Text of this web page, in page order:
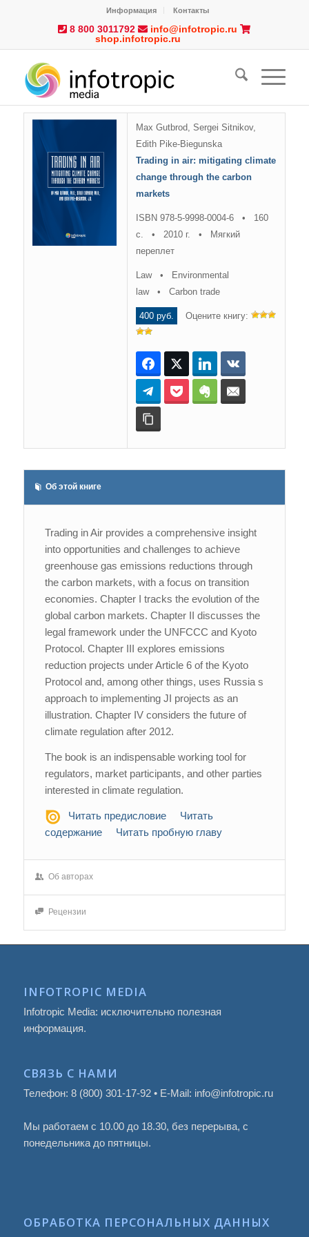
Информация Контакты
8 800 3011792
info@infotropic.ru
shop.infotropic.ru
Max Gutbrod, Sergei Sitnikov,
Edith Pike-Biegunska
Trading in air: mitigating climate
change through the carbon
markets
ISBN 978-5-9998-0004-6 • 160
с. • 2010 г. • Мягкий
переплет
Law • Environmental
law • Carbon trade
400 руб. Оцените книгу:
FacebookTwitter LinkedIn
TelegramPocket Evernote
Об этой книге
Trading in Air provides a comprehensive insight
into opportunities and challenges to achieve
greenhouse gas emissions reductions through
the carbon markets, with a focus on transition
economies. Chapter I tracks the evolution of the
global carbon markets. Chapter II discusses the
legal framework under the UNFCCC and Kyoto
Protocol. Chapter III explores emissions
reduction projects under Article 6 of the Kyoto
Protocol and, among other things, uses Russia s
approach to implementing JI projects as an
illustration. Chapter IV considers the future of
climate regulation after 2012.
The book is an indispensable working tool for
regulators, market participants, and other parties
interested in climate regulation.
Читать предисловие
Читать
содержание
Читать пробную главу
Об авторах
Рецензии
INFOTROPIC MEDIA
Infotropic Media: исключительно полезная
информация.
СВЯЗЬ С НАМИ
Телефон: 8 (800) 301-17-92 • E-Mail: info@infotropic.ru
Мы работаем с 10.00 до 18.30, без перерыва, с
понедельника до пятницы.
ОБРАБОТКА ПЕРСОНАЛЬНЫХ ДАННЫХ